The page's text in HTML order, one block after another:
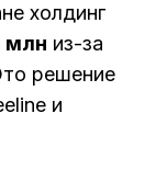
холдинг
млн из-за
решение
и